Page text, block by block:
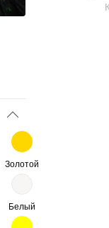
Золотой
Белый